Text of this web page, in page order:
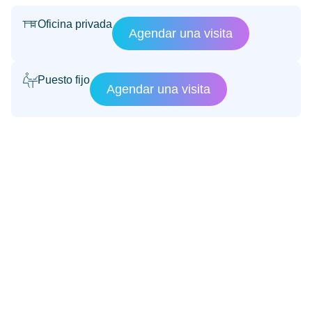
Oficina privada
Agendar una visita
Puesto fijo
Agendar una visita